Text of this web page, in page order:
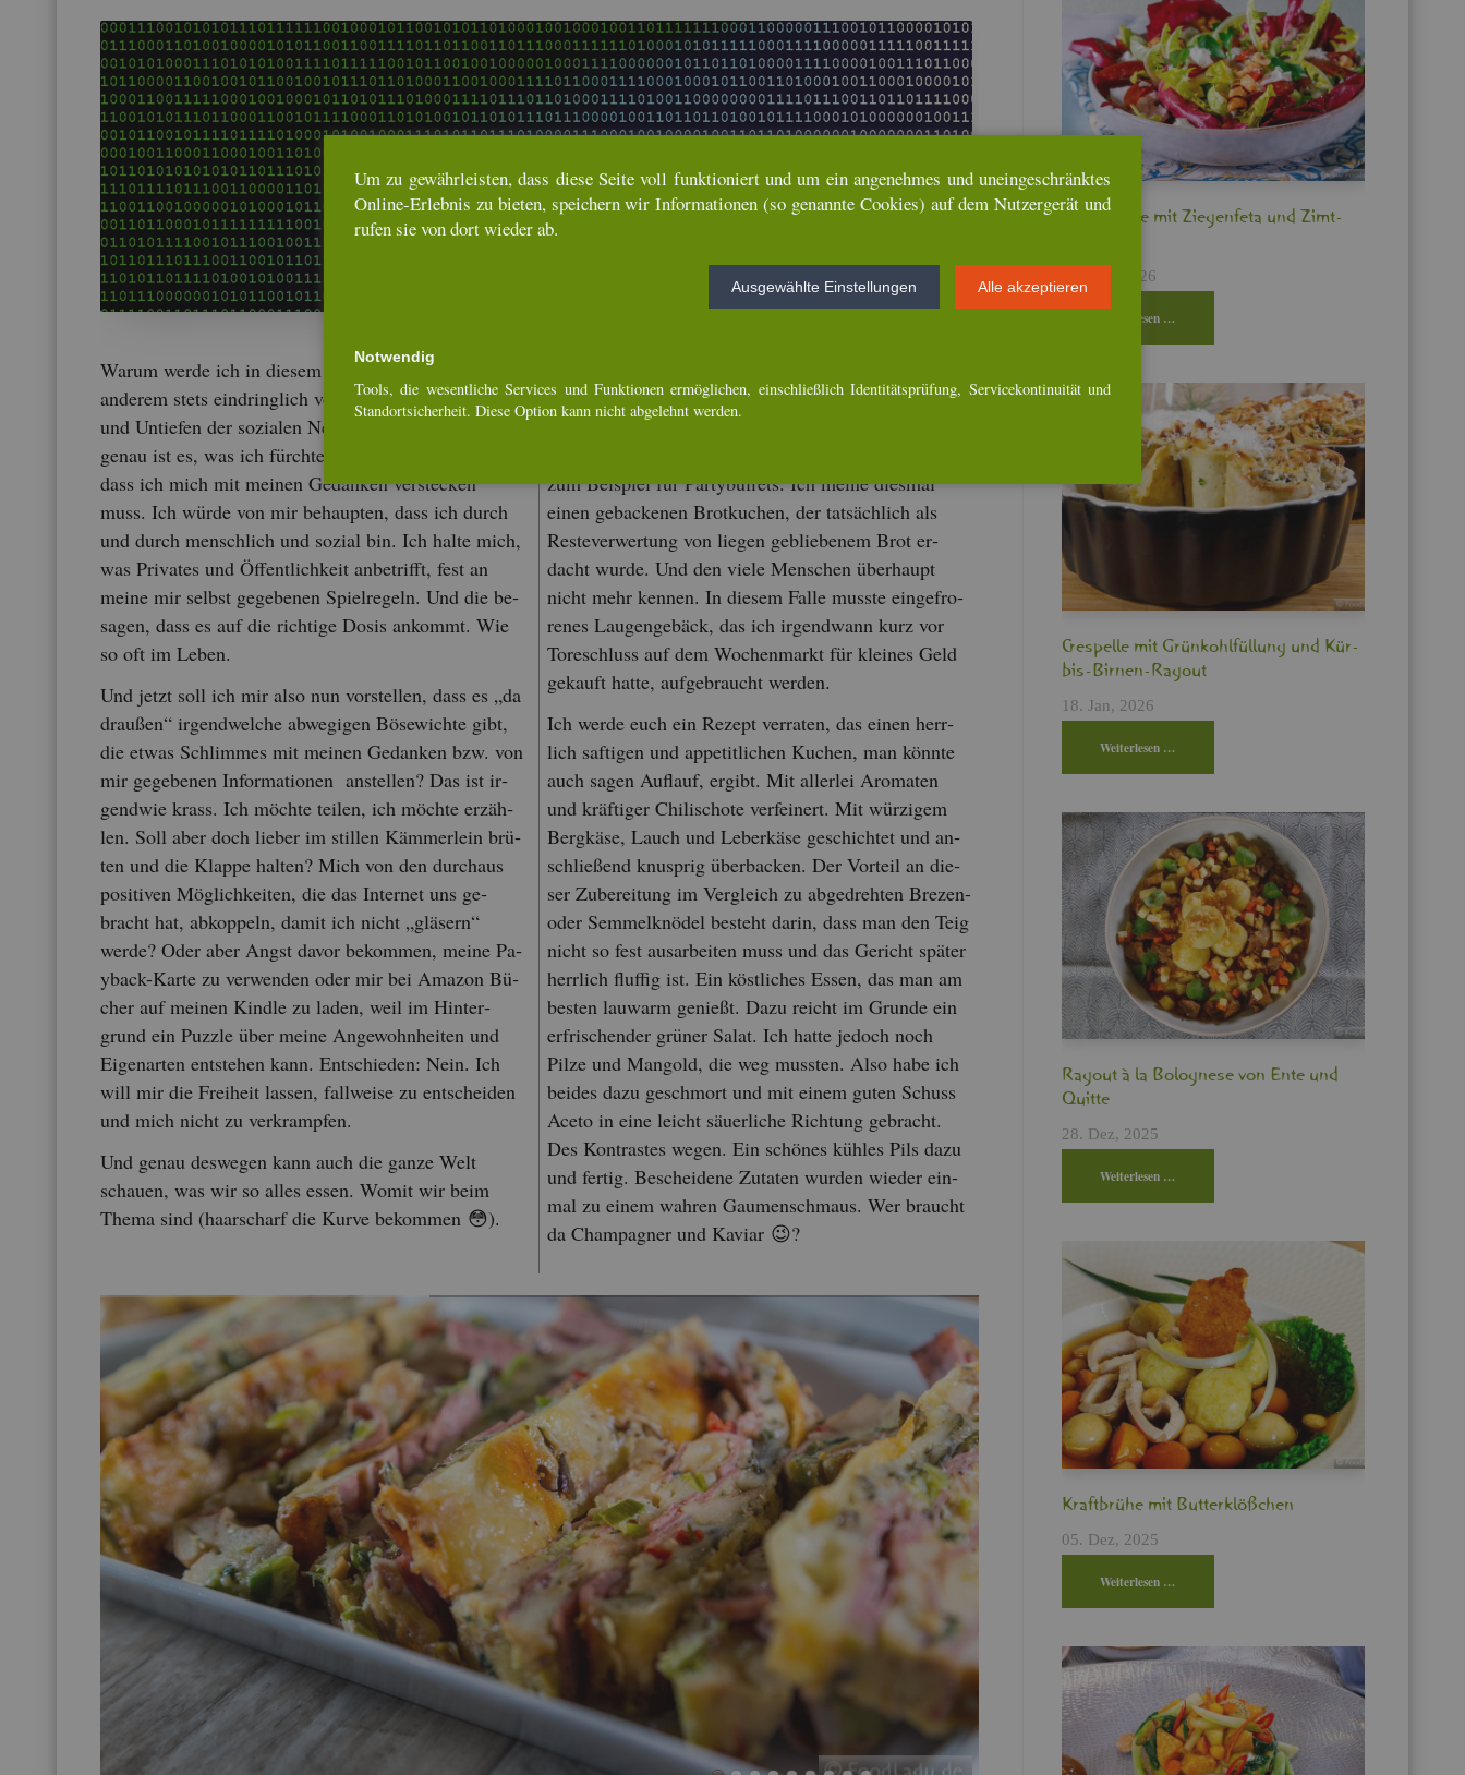
Warum werde ich in die­sem Zu­sam­men­hang unter
an­de­rem stets ein­dring­lich vor den Aus­wir­kun­gen
und Un­tie­fen der so­zia­len Netz­wer­ke ge­warnt? Was
genau ist es, was ich fürch­ten soll­te? Ich denke nicht,
dass ich mich mit mei­nen Ge­dan­ken ver­ste­cken
muss. Ich würde von mir be­haup­ten, dass ich durch
und durch mensch­lich und so­zi­al bin. Ich halte mich,
was Pri­va­tes und Öf­fent­lich­keit an­be­trifft, fest an
meine mir selbst ge­ge­be­nen Spiel­re­geln. Und die be­
sa­gen, dass es auf die rich­ti­ge Dosis an­kommt. Wie
so oft im Leben.
Und jetzt soll ich mir also nun vor­stel­len, dass es „da
drau­ßen“ ir­gend­wel­che ab­we­gi­gen Bö­se­wich­te gibt,
die etwas Schlim­mes mit mei­nen Ge­dan­ken bzw. von
mir ge­ge­be­nen In­for­ma­tio­nen an­stel­len? Das ist ir­
gend­wie krass. Ich möch­te tei­len, ich möch­te er­zäh­
len. Soll aber doch lie­ber im stil­len Käm­mer­lein brü­
ten und die Klap­pe hal­ten? Mich von den durch­aus
po­si­ti­ven Mög­lich­kei­ten, die das In­ter­net uns ge­
bracht hat, ab­kop­peln, damit ich nicht „glä­sern“
werde? Oder aber Angst davor be­kom­men, meine Pa­
y­back-Karte zu ver­wen­den oder mir bei Ama­zon Bü­
cher auf mei­nen Kind­le zu laden, weil im Hin­ter­
grund ein Puz­zle über meine An­ge­wohn­hei­ten und
Ei­gen­ar­ten ent­ste­hen kann. Ent­schie­den: Nein. Ich
will mir die Frei­heit las­sen, fall­wei­se zu ent­schei­den
und mich nicht zu ver­kramp­fen.
Und genau des­we­gen kann auch die ganze Welt
schau­en, was wir so alles essen. Womit wir beim
Thema sind (haar­scharf die Kurve be­kom­men 😳).
wei­tes Thema. Es gibt süße und def­ti­ge. Und es gibt
eine Reihe von einer Art Schicht­ku­chen aus Brot mit
zum Bei­spiel für Par­ty­buf­fets. Ich meine dies­mal
einen ge­ba­cke­nen Brot­ku­chen, der tat­säch­lich als
Res­te­ver­wer­tung von lie­gen ge­blie­be­nem Brot er­
dacht wurde. Und den viele Men­schen über­haupt
nicht mehr ken­nen. In die­sem Falle muss­te ein­ge­fro­
re­nes Lau­gen­ge­bäck, das ich ir­gend­wann kurz vor
To­re­schluss auf dem Wo­chen­markt für klei­nes Geld
ge­kauft hatte, auf­ge­braucht wer­den.
Ich werde euch ein Re­zept ver­ra­ten, das einen herr­
lich saf­ti­gen und ap­pe­tit­li­chen Ku­chen, man könn­te
auch sagen Auf­lauf, er­gibt. Mit al­ler­lei Aro­ma­ten
und kräf­ti­ger Chi­li­scho­te ver­fei­nert. Mit wür­zi­gem
Berg­kä­se, Lauch und Le­ber­kä­se ge­schich­tet und an­
schlie­ßend knusp­rig über­ba­cken. Der Vor­teil an die­
ser Zu­be­rei­tung im Ver­gleich zu ab­ge­dreh­ten Bre­zen-
oder Sem­mel­knö­del be­steht darin, dass man den Teig
nicht so fest aus­ar­bei­ten muss und das Ge­richt spä­ter
herr­lich fluf­fig ist. Ein köst­li­ches Essen, das man am
bes­ten lau­warm ge­nie­ßt. Dazu reicht im Grun­de ein
er­fri­schen­der grü­ner Salat. Ich hatte je­doch noch
Pilze und Man­gold, die weg muss­ten. Also habe ich
bei­des dazu ge­schmort und mit einem guten Schuss
Aceto in eine leicht säu­er­li­che Rich­tung ge­bracht.
Des Kon­tras­tes wegen. Ein schö­nes küh­les Pils dazu
und fer­tig. Be­schei­de­ne Zu­ta­ten wur­den wie­der ein­
mal zu einem wah­ren Gau­men­schmaus. Wer braucht
da Cham­pa­gner und Ka­vi­ar 😉?
Bit­ter­sa­la­te mit Zie­gen­fe­ta und Zimt­
17. Feb, 2026
Wei­ter­le­sen …
Cres­pel­le mit Grün­kohl­fül­lung und Kür­
bis-Bir­nen-Ra­gout
18. Jan, 2026
Wei­ter­le­sen …
Ra­gout à la Bo­lo­gne­se von Ente und
Quit­te
28. Dez, 2025
Wei­ter­le­sen …
Kraft­brü­he mit But­ter­klö­ßchen
05. Dez, 2025
Wei­ter­le­sen …
Um zu ge­währ­leis­ten, dass diese Seite voll funk­tio­niert und um ein an­ge­neh­mes und un­ein­ge­schränk­tes
On­line-Er­leb­nis zu bie­ten, spei­chern wir In­for­ma­tio­nen (so ge­nann­te Coo­kies) auf dem Nut­zer­ge­rät und
rufen sie von dort wie­der ab.
Aus­ge­wähl­te Ein­stel­lun­gen Alle ak­zep­tie­ren
Not­wen­dig
Tools, die we­sent­li­che Ser­vices und Funk­tio­nen er­mög­li­chen, ein­schlie­ß­lich Iden­ti­täts­prü­fung, Ser­vice­kon­ti­nui­tät und
Stand­ort­si­cher­heit. Diese Op­ti­on kann nicht ab­ge­lehnt wer­den.